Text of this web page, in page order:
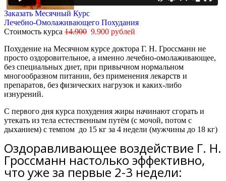
Заказать Месячный Курс
Лечебно-Омолаживающего Похудания
Стоимость курса 14.900 9.900 рублей
Похудение на Месячном курсе доктора Г. Н. Гроссманн не
просто оздоровительное, а именно лечебно-омолаживающее,
без специальных диет, при привычном нормальном
многообразном питании, без применения лекарств и
препаратов, без физических нагрузок и каких-либо
изнурений.
С первого дня курса похудения жиры начинают сгорать и
утекать из тела естественным путём (с мочой, потом с
дыханием) с темпом до 15 кг за 4 недели (мужчины до 18 кг)
Оздоравливающее воздействие Г. Н.
Гроссманн настолько эффективно,
что уже за первые 2-3 недели: